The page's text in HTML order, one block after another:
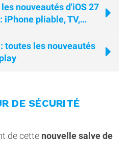
nouveautés d'iOS 27
iPhone pliable, TV,
: toutes les nouveautés
DE SÉCURITÉ
de cette nouvelle salve de